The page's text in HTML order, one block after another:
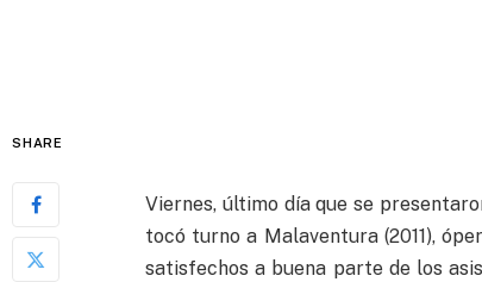
SHARE
Viernes, último día que se
tocó turno a Malaventura (2011),
satisfechos a buena parte de los